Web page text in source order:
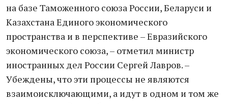
на базе Таможенного союза России, Беларуси и
Казахстана Единого экономического
пространства и в перспективе – Евразийского
экономического союза, – отметил министр
иностранных дел России Сергей Лавров. –
Убеждены, что эти процессы не являются
взаимоисключающими, а идут в одном и том же